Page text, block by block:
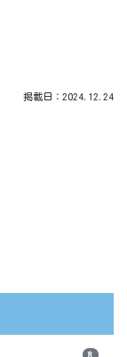
掲載日：2024.12.24
8